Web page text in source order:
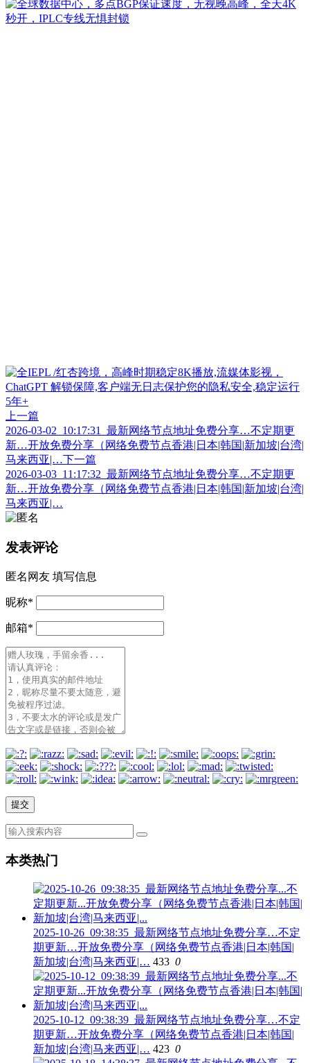
上一篇
2026-03-02_10:17:31_最新网络节点地址免费分享…不定期更
新…开放免费分享（网络免费节点香港|日本|韩国|新加坡|台湾|
马来西亚|… 下一篇
2026-03-03_11:17:32_最新网络节点地址免费分享…不定期更
新…开放免费分享（网络免费节点香港|日本|韩国|新加坡|台湾|
马来西亚|…
发表评论
匿名网友 填写信息
昵称*
邮箱*
本类热门
2025-10-26_09:38:35_最新网络节点地址免费分享…不定
期更新…开放免费分享（网络免费节点香港|日本|韩国|
新加坡|台湾|马来西亚|… 433 0
2025-10-12_09:38:39_最新网络节点地址免费分享…不定
期更新…开放免费分享（网络免费节点香港|日本|韩国|
新加坡|台湾|马来西亚|… 423 0